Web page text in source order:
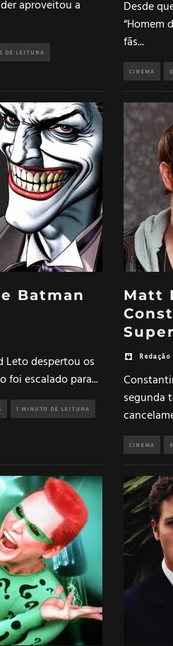
aproveitou a
DE LEITURA
Desde
“Homem
fãs...
CINEMA
Batman
Leto despertou os
foi escalado para...
1 MINUTO DE LEITURA
Matt
Redação
segunda
CINEMA